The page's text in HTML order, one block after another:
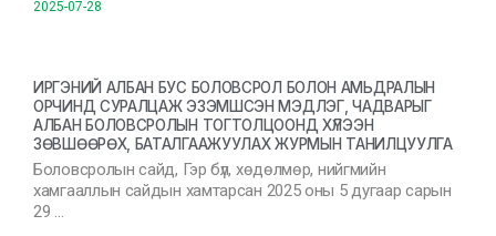
2025-07-28
ИРГЭНИЙ АЛБАН БУС БОЛОВСРОЛ БОЛОН АМЬДРАЛЫН
ОРЧИНД СУРАЛЦАЖ ЭЗЭМШСЭН МЭДЛЭГ, ЧАДВАРЫГ
АЛБАН БОЛОВСРОЛЫН ТОГТОЛЦООНД ХҮЛЭЭН
ЗӨВШӨӨРӨХ, БАТАЛГААЖУУЛАХ ЖУРМЫН ТАНИЛЦУУЛГА
Боловсролын сайд, Гэр бүл, хөдөлмөр, нийгмийн
хамгааллын сайдын хамтарсан 2025 оны 5 дугаар сарын
29 …